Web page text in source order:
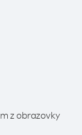
z obrazovky